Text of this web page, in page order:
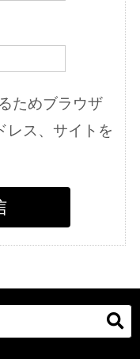
ためブラウザ
レス、サイトを